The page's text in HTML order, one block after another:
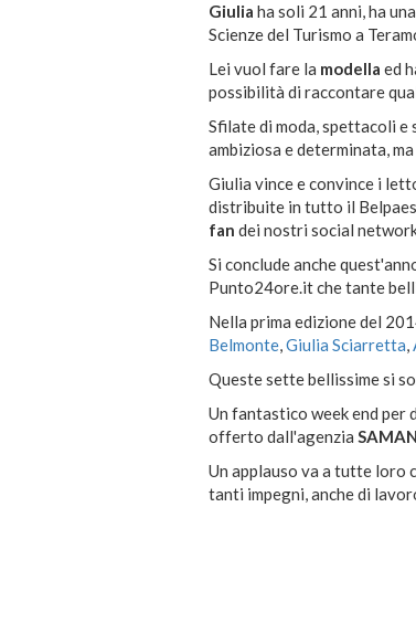
Giulia ha soli 21 anni,ha
Scienze del Turismo a
Lei vuol fare la modella ed
possibilità di raccontare
Sfilate di moda, spettacoli
ambiziosa e determinata,
Giulia vince e convince i
distribuite in tutto il
fan dei nostri social
Si conclude anche
Punto24ore.it che tante
Nella prima edizione del
Belmonte,Giulia Sciarretta,
Queste sette bellissime si
Un fantastico week end per
offerto dall'agenzia
Un applauso va a tutte loro
tanti impegni, anche di